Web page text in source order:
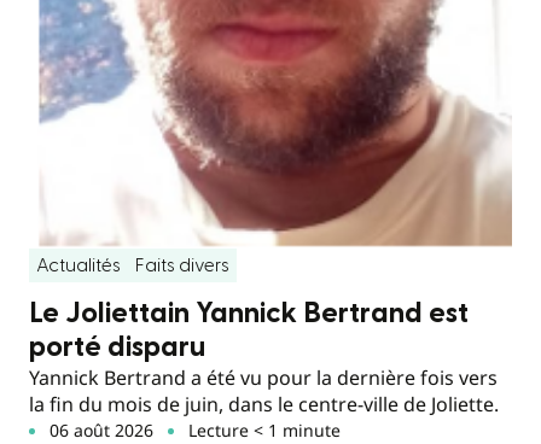
Actualités Faits divers
Le Joliettain Yannick Bertrand est
porté disparu
Yannick Bertrand a été vu pour la dernière fois vers
la fin du mois de juin, dans le centre-ville de Joliette.
06 août 2026 Lecture < 1 minute